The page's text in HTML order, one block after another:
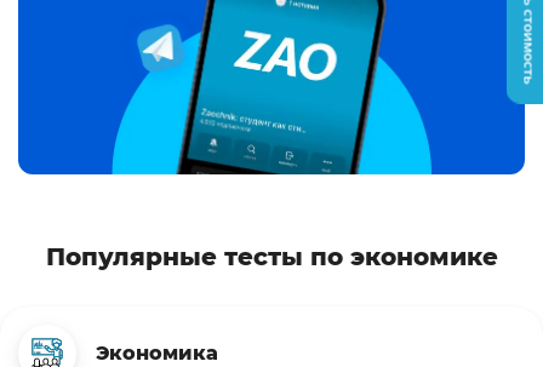
Популярные тесты по экономике
Экономика